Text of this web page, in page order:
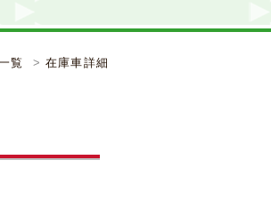
覧 在庫車詳細